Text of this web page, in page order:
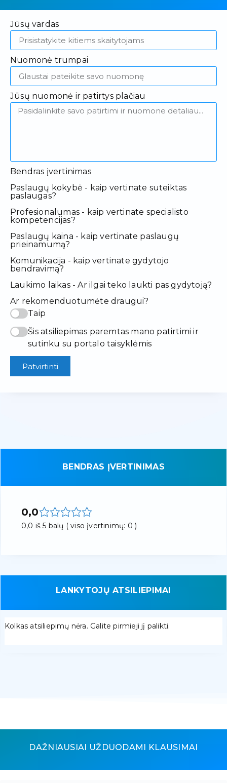
Jūsų vardas
Nuomonė trumpai
Jūsų nuomonė ir patirtys plačiau
Bendras įvertinimas
Paslaugų kokybė - kaip vertinate suteiktas
paslaugas?
Profesionalumas - kaip vertinate specialisto
kompetencijas?
Paslaugų kaina - kaip vertinate paslaugų
prieinamumą?
Komunikacija - kaip vertinate gydytojo
bendravimą?
Laukimo laikas - Ar ilgai teko laukti pas gydytoją?
Ar rekomenduotumėte draugui?
Taip
Šis atsiliepimas paremtas mano patirtimi ir
sutinku su portalo taisyklėmis
Patvirtinti
BENDRAS ĮVERTINIMAS
0,0
0,0 iš 5 balų ( viso įvertinimų: 0 )
LANKYTOJŲ ATSILIEPIMAI
Kolkas atsiliepimų nėra. Galite pirmieji jį palikti.
DAŽNIAUSIAI UŽDUODAMI KLAUSIMAI